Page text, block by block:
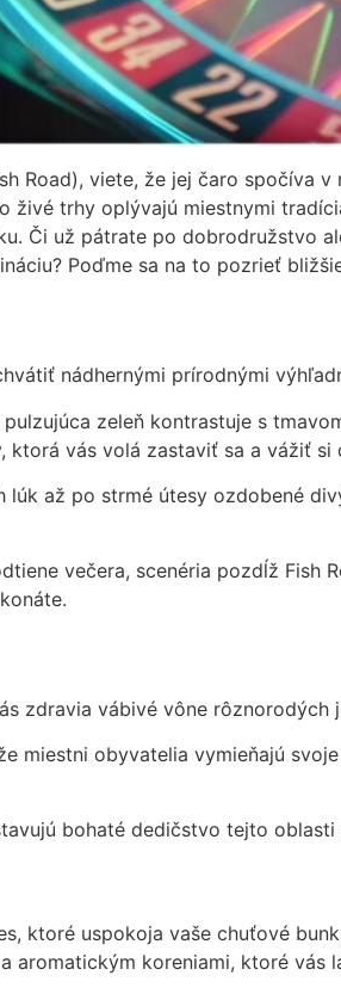
Road), viete, že jej čaro spočíva
trhy oplývajú miestnymi
Či už pátrate po dobrodružstvo
Poďme sa na to pozrieť
nádhernými prírodnými
zeleň kontrastuje s
vás volá zastaviť sa a vážiť si
lúk až po strmé útesy ozdobené
večera, scenéria pozdĺž Fish
zdravia vábivé vône rôznorodých
miestni obyvatelia vymieňajú
bohaté dedičstvo tejto
ktoré uspokoja vaše chuťové
aromatickým koreniami, ktoré vás